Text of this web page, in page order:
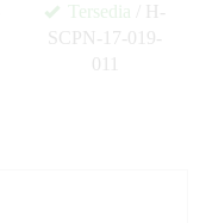
Tersedia / H-
SCPN-17-019-
011